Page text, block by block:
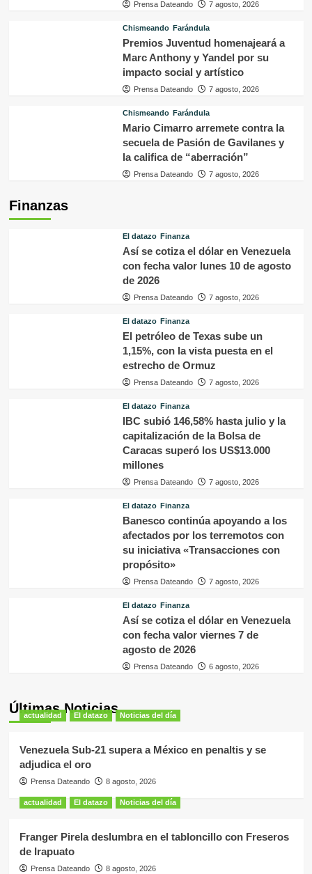
Prensa Dateando 7 agosto, 2026
Chismeando Farándula
Premios Juventud homenajeará a
Marc Anthony y Yandel por su
impacto social y artístico
Prensa Dateando 7 agosto, 2026
Chismeando Farándula
Mario Cimarro arremete contra la
secuela de Pasión de Gavilanes y
la califica de “aberración”
Prensa Dateando 7 agosto, 2026
Finanzas
El datazo Finanza
Así se cotiza el dólar en Venezuela
con fecha valor lunes 10 de agosto
de 2026
Prensa Dateando 7 agosto, 2026
El datazo Finanza
El petróleo de Texas sube un
1,15%, con la vista puesta en el
estrecho de Ormuz
Prensa Dateando 7 agosto, 2026
El datazo Finanza
IBC subió 146,58% hasta julio y la
capitalización de la Bolsa de
Caracas superó los US$13.000
millones
Prensa Dateando 7 agosto, 2026
El datazo Finanza
Banesco continúa apoyando a los
afectados por los terremotos con
su iniciativa «Transacciones con
propósito»
Prensa Dateando 7 agosto, 2026
El datazo Finanza
Así se cotiza el dólar en Venezuela
con fecha valor viernes 7 de
agosto de 2026
Prensa Dateando 6 agosto, 2026
Últimas Noticias
actualidad El datazo Noticias del día
Venezuela Sub-21 supera a México en penaltis y se
adjudica el oro
Prensa Dateando 8 agosto, 2026
actualidad El datazo Noticias del día
Franger Pirela deslumbra en el tabloncillo con Freseros
de Irapuato
Prensa Dateando 8 agosto, 2026